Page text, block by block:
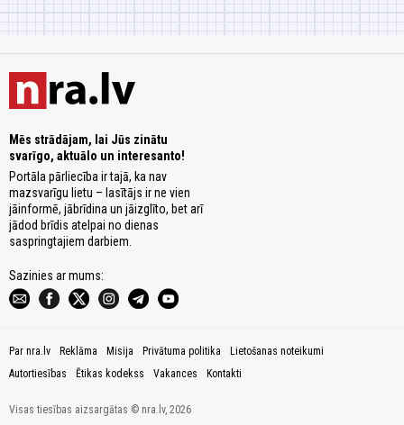
Mēs strādājam, lai Jūs zinātu
svarīgo, aktuālo un interesanto!
Portāla pārliecība ir tajā, ka nav
mazsvarīgu lietu – lasītājs ir ne vien
jāinformē, jābrīdina un jāizglīto, bet arī
jādod brīdis atelpai no dienas
saspringtajiem darbiem.
Sazinies ar mums:
Par nra.lv Reklāma Misija Privātuma politika
Lietošanas noteikumi
Autortiesības
Ētikas kodekss Vakances Kontakti
Visas tiesības aizsargātas © nra.lv, 2026